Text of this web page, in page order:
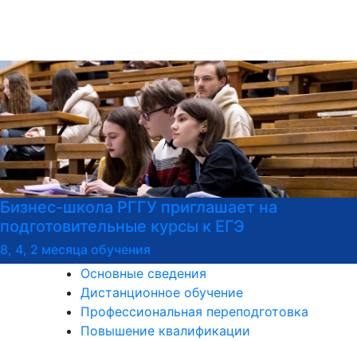
РГГУ приглашает на
курсы к ЕГЭ
Бизнес-
Основные сведения
Дистанционное обучение
Профессиональная переподготовка
Повышение квалификации